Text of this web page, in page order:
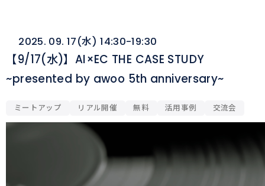
2025. 09. 17(水) 14:30-19:30
【9/17(水)】AI×EC THE CASE STUDY
~presented by awoo 5th anniversary~
ミートアップ リアル開催 無料 活用事例 交流会